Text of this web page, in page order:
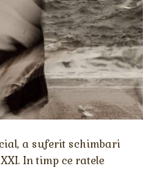
a suferit schimbari
In timp ce ratele